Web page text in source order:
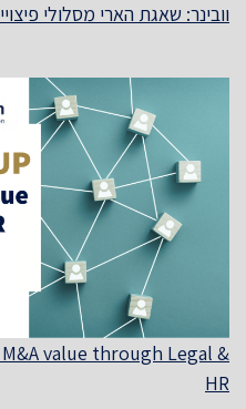
וובינר: שאגת הארי מסלולי
value through Legal &
HR